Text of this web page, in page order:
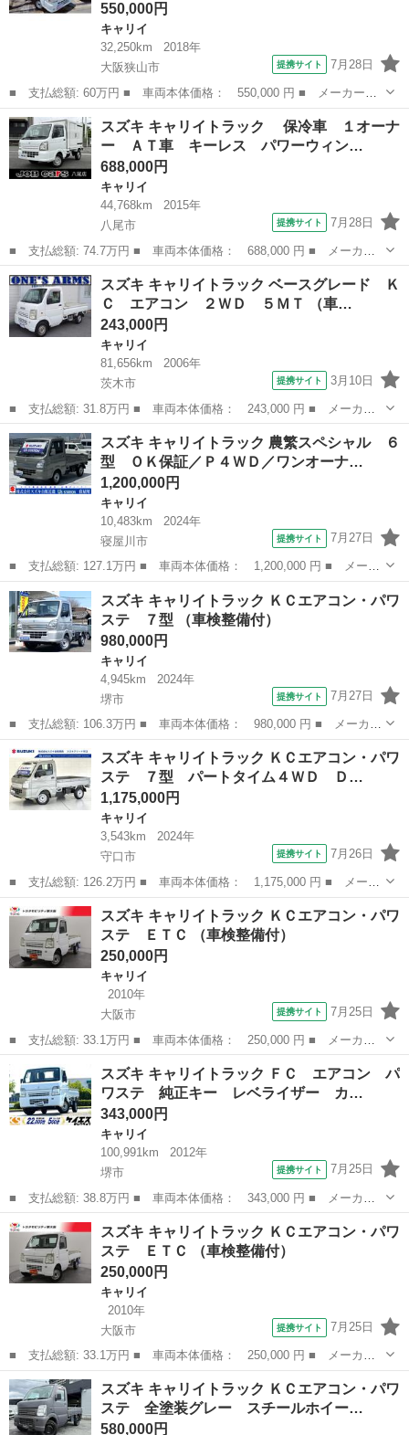
550,000円
キャリイ
32,250km
2018年
大阪狭山市
提携サイト 7月28日
■ 支払総額: 60万円 ■ 車両本体価格： 550,000 円 ■ メーカー
名： スズキ ■ 車種名： キャリイトラック ■ グレード名： Ｋ
Ｃ オートマ エアコン パワステ ３方開 運転席エアバック ■
排気量： 66...
大阪 大阪狭山市 キャリイ
スズキ キャリイトラック 保冷車 １オーナ
ー ＡＴ車 キーレス パワーウィン…
688,000円
キャリイ
44,768km
2015年
八尾市
提携サイト 7月28日
■ 支払総額: 74.7万円 ■ 車両本体価格： 688,000 円 ■ メーカー
名： スズキ ■ 車種名： キャリイトラック ■ グレード名：
保冷車 １オーナー ＡＴ車 キーレス パワーウィンドウ ドアバ
イザー ＦＭ...
大阪 八尾市 キャリイ
スズキ キャリイトラック ベースグレード Ｋ
Ｃ エアコン ２ＷＤ ５ＭＴ （車…
243,000円
キャリイ
81,656km
2006年
茨木市
提携サイト 3月10日
■ 支払総額: 31.8万円 ■ 車両本体価格： 243,000 円 ■ メーカー
名： スズキ ■ 車種名： キャリイトラック ■ グレード名： ベ
ースグレード ＫＣ エアコン ２ＷＤ ５ＭＴ ■ 排気量： 660cc
■...
大阪 茨木市 キャリイ
スズキ キャリイトラック 農繁スペシャル ６
型 ＯＫ保証／Ｐ４ＷＤ／ワンオーナ…
1,200,000円
キャリイ
10,483km
2024年
寝屋川市
提携サイト 7月27日
■ 支払総額: 127.1万円 ■ 車両本体価格： 1,200,000 円 ■ メーカ
ー名： スズキ ■ 車種名： キャリイトラック ■ グレード名：
農繁スペシャル ６型 ＯＫ保証／Ｐ４ＷＤ／ワンオーナ ＯＫ保証
（１２ヶ...
大阪 寝屋川市 キャリイ
スズキ キャリイトラック ＫＣエアコン・パワ
ステ ７型 （車検整備付）
980,000円
キャリイ
4,945km
2024年
堺市
提携サイト 7月27日
■ 支払総額: 106.3万円 ■ 車両本体価格： 980,000 円 ■ メーカー
名： スズキ ■ 車種名： キャリイトラック ■ グレード名： Ｋ
Ｃエアコン・パワステ ７型 ■ 排気量： 660cc ■ ドア枚数：
2...
大阪 堺市 キャリイ
スズキ キャリイトラック ＫＣエアコン・パワ
ステ ７型 パートタイム４ＷＤ Ｄ…
1,175,000円
キャリイ
3,543km
2024年
守口市
提携サイト 7月26日
■ 支払総額: 126.2万円 ■ 車両本体価格： 1,175,000 円 ■ メーカ
ー名： スズキ ■ 車種名： キャリイトラック ■ グレード名：
ＫＣエアコン・パワステ ７型 パートタイム４ＷＤ ＤＣＢＳ ４
ＷＤ Ａ...
大阪 守口市 キャリイ
スズキ キャリイトラック ＫＣエアコン・パワ
ステ ＥＴＣ （車検整備付）
250,000円
キャリイ
2010年
大阪市
提携サイト 7月25日
■ 支払総額: 33.1万円 ■ 車両本体価格： 250,000 円 ■ メーカー
名： スズキ ■ 車種名： キャリイトラック ■ グレード名： Ｋ
Ｃエアコン・パワステ ＥＴＣ ■ 排気量： 660cc ■ ドア枚数：
2...
大阪 キャリイ
スズキ キャリイトラック ＦＣ エアコン パ
ワステ 純正キー レベライザー カ…
343,000円
キャリイ
100,991km
2012年
堺市
提携サイト 7月25日
■ 支払総額: 38.8万円 ■ 車両本体価格： 343,000 円 ■ メーカー
名： スズキ ■ 車種名： キャリイトラック ■ グレード名： Ｆ
Ｃ エアコン パワステ 純正キー レベライザー カーステレオ
３方開 純正...
大阪 堺市 キャリイ
スズキ キャリイトラック ＫＣエアコン・パワ
ステ ＥＴＣ （車検整備付）
250,000円
キャリイ
2010年
大阪市
提携サイト 7月25日
■ 支払総額: 33.1万円 ■ 車両本体価格： 250,000 円 ■ メーカー
名： スズキ ■ 車種名： キャリイトラック ■ グレード名： Ｋ
Ｃエアコン・パワステ ＥＴＣ ■ 排気量： 660cc ■ ドア枚数：
2...
大阪 大阪市 キャリイ
スズキ キャリイトラック ＫＣエアコン・パワ
ステ 全塗装グレー スチールホイー…
580,000円